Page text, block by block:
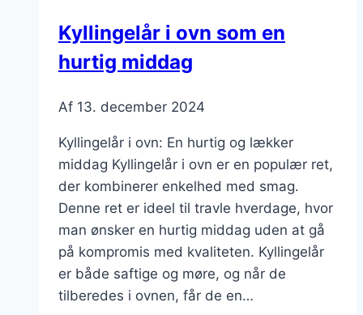
Kyllingelår i ovn som en
hurtig middag
Af 13. december 2024
Kyllingelår i ovn: En hurtig og lækker
middag Kyllingelår i ovn er en populær ret,
der kombinerer enkelhed med smag.
Denne ret er ideel til travle hverdage, hvor
man ønsker en hurtig middag uden at gå
på kompromis med kvaliteten. Kyllingelår
er både saftige og møre, og når de
tilberedes i ovnen, får de en…